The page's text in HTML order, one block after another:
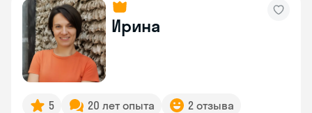
Ирина
5 20 лет опыта 2 отзыва